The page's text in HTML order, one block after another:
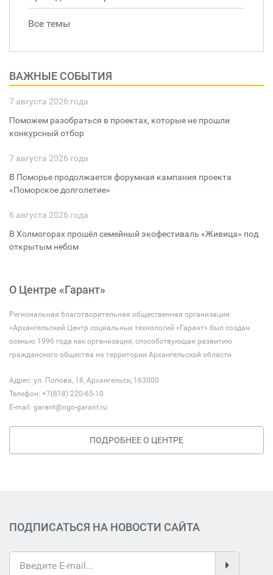
Все темы
ВАЖНЫЕ СОБЫТИЯ
7 августа 2026 года
Поможем разобраться в проектах, которые не прошли
конкурсный отбор
7 августа 2026 года
В Поморье продолжается форумная кампания проекта
«Поморское долголетие»
6 августа 2026 года
В Холмогорах прошёл семейный экофестиваль «Живица» под
открытым небом
О Центре «Гарант»
Региональная благотворительная общественная организация
«Архангельский Центр социальных технологий «Гарант» был создан
осенью 1996 года как организация, способствующая развитию
гражданского общества на территории Архангельской области
Адрес: ул. Попова, 18, Архангельск, 163000
Телефон: +7(818) 220-65-10
E-mail: garant@ngo-garant.ru
ПОДРОБНЕЕ О ЦЕНТРЕ
ПОДПИСАТЬСЯ НА НОВОСТИ САЙТА